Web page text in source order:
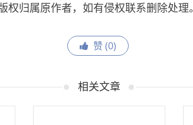
权归属原作者，如有侵权联系删除处理。
赞 (0)
相关文章